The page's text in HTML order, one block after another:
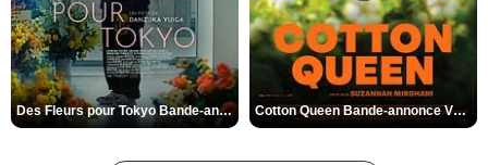
Des Fleurs pour Tokyo Bande-annonce VO STFR Cotton Queen Bande-annonce VO STFR